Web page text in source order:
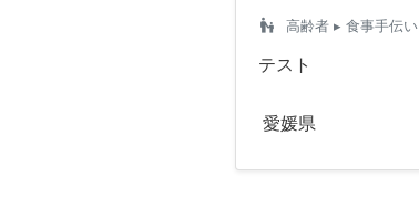
escalator_warning 高齢者 ▸ 食事手伝い
テスト
愛媛県